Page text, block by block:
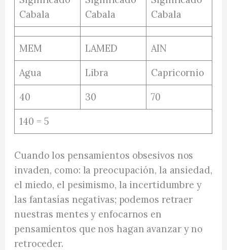
MEM LAMED AIN
Agua Libra Capricornio
40 30 70
140 = 5
Cuando los pensamientos obsesivos nos
invaden, como: la preocupación, la ansiedad,
el miedo, el pesimismo, la incertidumbre y
las fantasías negativas; podemos retraer
nuestras mentes y enfocarnos en
pensamientos que nos hagan avanzar y no
retroceder.